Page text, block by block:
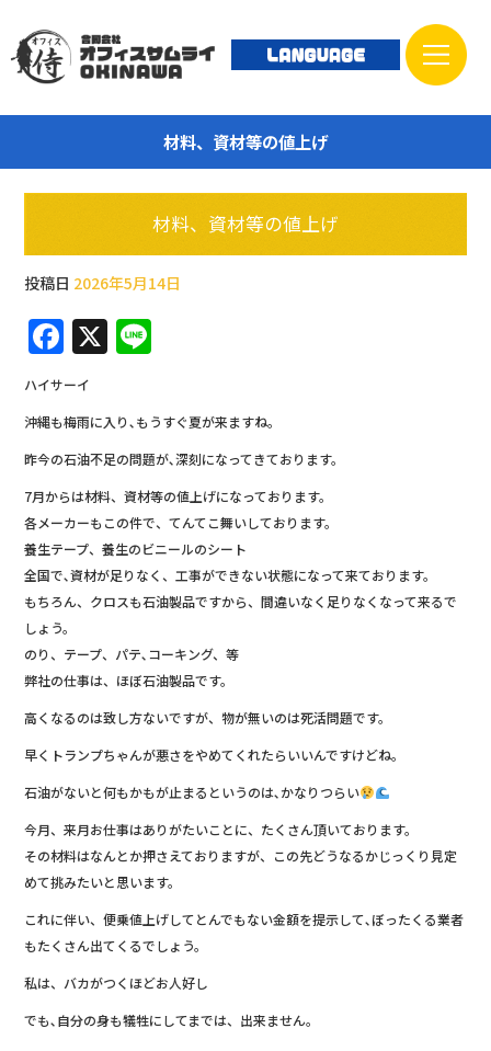
材料、資材等の値上げ
材料、資材等の値上げ
投稿日 2026年5月14日
F
a
c
e
b
o
o
k
X
e
ハイサーイ
沖縄も梅雨に入り､もうすぐ夏が来ますね。
昨今の石油不足の問題が､深刻になってきております。
7月からは材料、資材等の値上げになっております。
各メーカーもこの件で、てんてこ舞いしております。
養生テープ、養生のビニールのシート
全国で､資材が足りなく、工事ができない状態になって来ております。
もちろん、クロスも石油製品ですから、間違いなく足りなくなって来るで
しょう。
のり、テープ、パテ､コーキング、等
弊社の仕事は、ほぼ石油製品です。
高くなるのは致し方ないですが、物が無いのは死活問題です。
早くトランプちゃんが悪さをやめてくれたらいいんですけどね。
石油がないと何もかもが止まるというのは､かなりつらい
今月、来月お仕事はありがたいことに、たくさん頂いております。
その材料はなんとか押さえておりますが、この先どうなるかじっくり見定
めて挑みたいと思います。
これに伴い、便乗値上げしてとんでもない金額を提示して､ぼったくる業者
もたくさん出てくるでしょう。
私は、バカがつくほどお人好し
でも､自分の身も犠牲にしてまでは、出来ません。